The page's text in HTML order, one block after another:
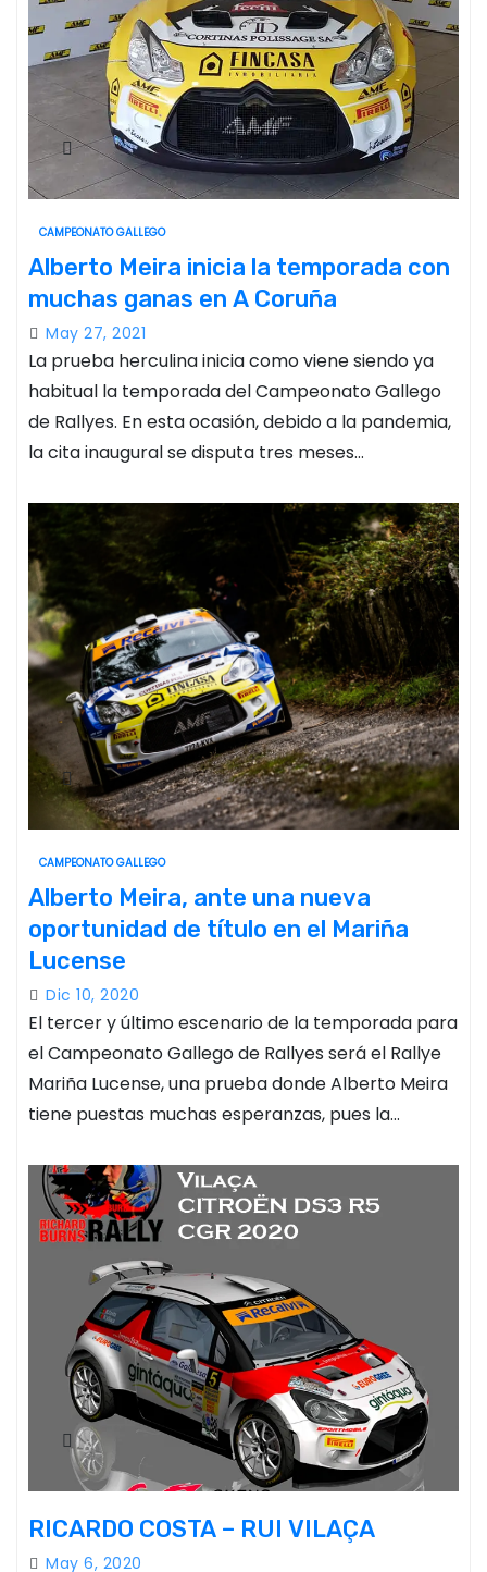
CAMPEONATO GALLEGO
Alberto Meira inicia la temporada con
muchas ganas en A Coruña
May 27, 2021
La prueba herculina inicia como viene siendo ya
habitual la temporada del Campeonato Gallego
de Rallyes. En esta ocasión, debido a la pandemia,
la cita inaugural se disputa tres meses…
CAMPEONATO GALLEGO
Alberto Meira, ante una nueva
oportunidad de título en el Mariña
Lucense
Dic 10, 2020
El tercer y último escenario de la temporada para
el Campeonato Gallego de Rallyes será el Rallye
Mariña Lucense, una prueba donde Alberto Meira
tiene puestas muchas esperanzas, pues la…
RICARDO COSTA – RUI VILAÇA
May 6, 2020